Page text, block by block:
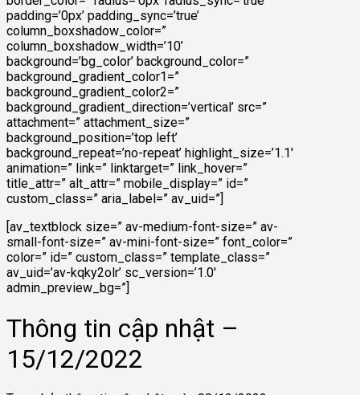
padding=’0px’ padding_sync=’true’
column_boxshadow_color=”
column_boxshadow_width=’10’
background=’bg_color’ background_color=”
background_gradient_color1=”
background_gradient_color2=”
background_gradient_direction=’vertical’ src=”
attachment=” attachment_size=”
background_position=’top left’
background_repeat=’no-repeat’ highlight_size=’1.1′
animation=” link=” linktarget=” link_hover=”
title_attr=” alt_attr=” mobile_display=” id=”
custom_class=” aria_label=” av_uid=”]
[av_textblock size=” av-medium-font-size=” av-
small-font-size=” av-mini-font-size=” font_color=”
color=” id=” custom_class=” template_class=”
av_uid=’av-kqky2olr’ sc_version=’1.0′
admin_preview_bg=”]
Thông tin cập nhật –
15/12/2022